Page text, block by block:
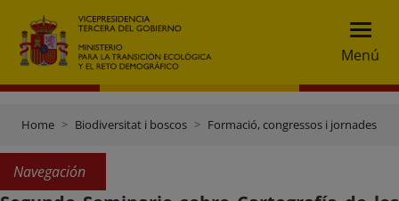
Menú
Home Biodiversitat i boscos Formació, congressos i jornades
Navegación